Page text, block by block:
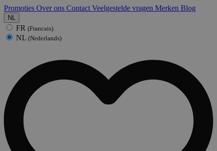
Promoties Over ons Contact Veelgestelde vragen Merken Blog
NL
FR (Francais)
NL (Nederlands)